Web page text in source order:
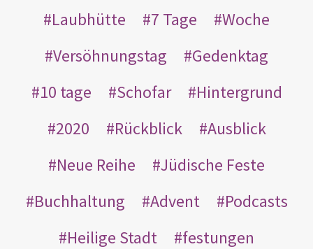
Laubhütte
7 Tage
Woche
Versöhnungstag
Gedenktag
10 tage
Schofar
Hintergrund
2020
Rückblick
Ausblick
Neue Reihe
Jüdische Feste
Buchhaltung
Advent
Podcasts
Heilige Stadt
festungen